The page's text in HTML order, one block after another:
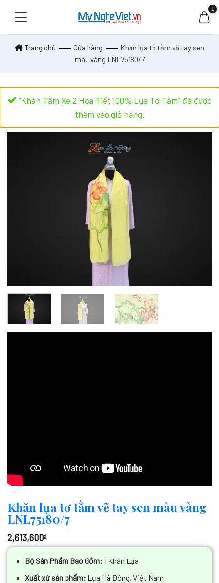
Trang chủ Cửa hàng
Khăn lụa tơ tằm vẽ tay sen
màu vàng LNL75180/7
“Khăn Tằm Xe 2 Họa Tiết 100% Lụa Tơ Tằm” đã được
thêm vào giỏ hàng.
Khăn lụa tơ tằm vẽ tay sen màu vàng
LNL75180/7
2,613,600₫
Bộ Sản Phẩm Bao Gồm: 1 Khăn Lụa
Xuất xứ sản phẩm: Lụa Hà Đông, Việt Nam